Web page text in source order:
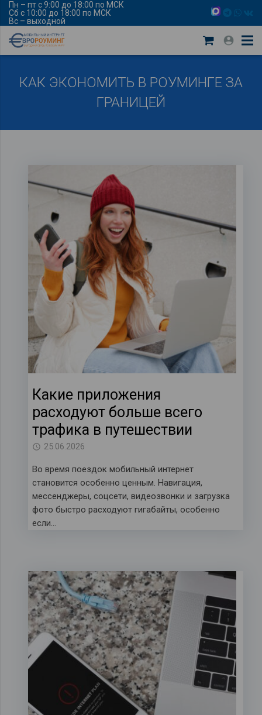
Пн – пт с 9:00 до 18:00 по МСК
Сб с 10:00 до 18:00 по МСК
Вс – выходной
КАК ЭКОНОМИТЬ В РОУМИНГЕ ЗА
ГРАНИЦЕЙ
Какие приложения
расходуют больше всего
трафика в путешествии
25.06.2026
Во время поездок мобильный интернет
становится особенно ценным. Навигация,
мессенджеры, соцсети, видеозвонки и загрузка
фото быстро расходуют гигабайты, особенно
если…